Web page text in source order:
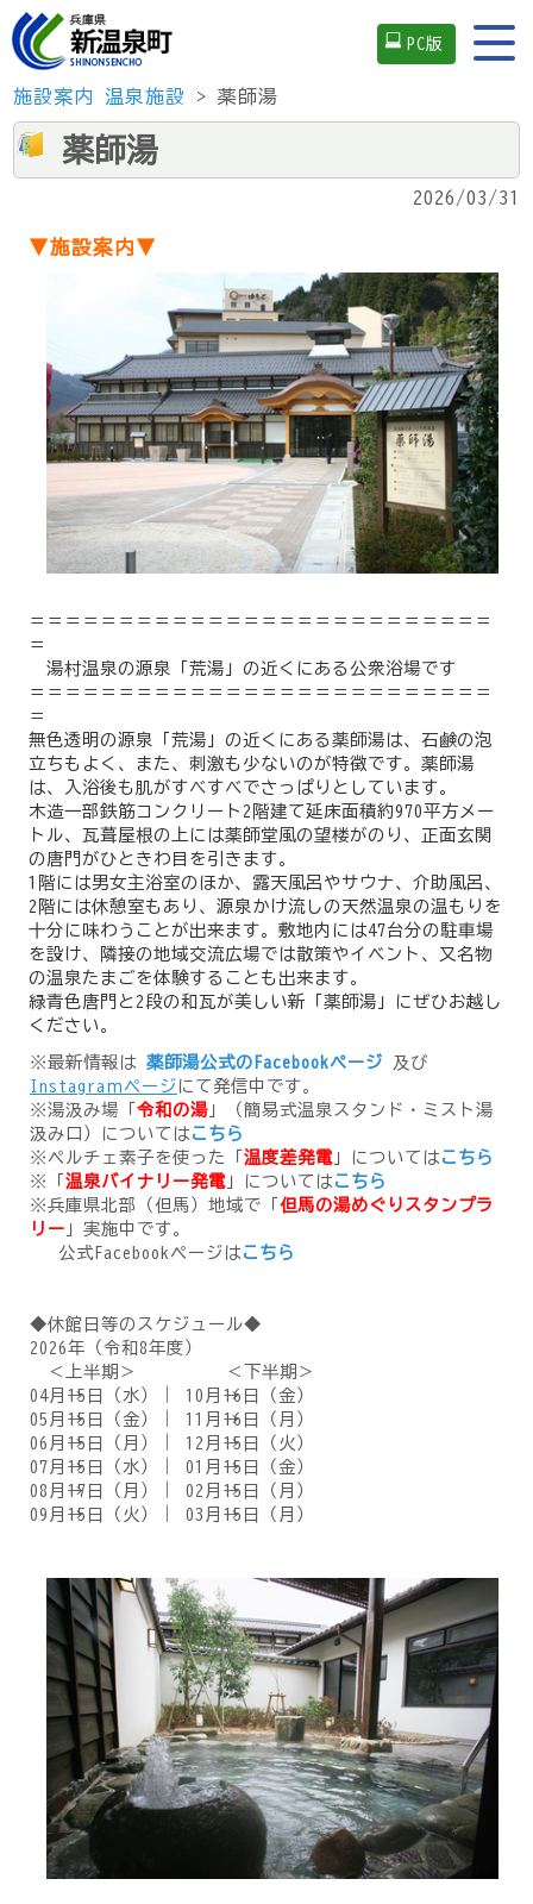
PC版
施設案内 温泉施設 > 薬師湯
薬師湯
2026/03/31
▼施設案内▼
＝＝＝＝＝＝＝＝＝＝＝＝＝＝＝＝＝＝＝＝＝＝＝＝＝＝
＝
湯村温泉の源泉「荒湯」の近くにある公衆浴場です
＝＝＝＝＝＝＝＝＝＝＝＝＝＝＝＝＝＝＝＝＝＝＝＝＝＝
＝
無色透明の源泉「荒湯」の近くにある薬師湯は、石鹸の泡
立ちもよく、また、刺激も少ないのが特徴です。薬師湯
は、入浴後も肌がすべすべでさっぱりとしています。
木造一部鉄筋コンクリート2階建て延床面積約970平方メー
トル、瓦葺屋根の上には薬師堂風の望楼がのり、正面玄関
の唐門がひときわ目を引きます。
1階には男女主浴室のほか、露天風呂やサウナ、介助風呂、
2階には休憩室もあり、源泉かけ流しの天然温泉の温もりを
十分に味わうことが出来ます。敷地内には47台分の駐車場
を設け、隣接の地域交流広場では散策やイベント、又名物
の温泉たまごを体験することも出来ます。
緑青色唐門と2段の和瓦が美しい新「薬師湯」にぜひお越し
ください。
※最新情報は 薬師湯公式のFacebookページ 及び
Instagraｍページ にて発信中です。
※湯汲み場「 令和の湯」（簡易式温泉スタンド・ミスト湯
汲み口）については こちら
※ペルチェ素子を使った「 温度差発電」については こちら
※「 温泉バイナリー発電」については こちら
※兵庫県北部（但馬）地域で「 但馬の湯めぐりスタンプラ
リー 」実施中です。
公式Facebookページは こちら
◆休館日等のスケジュール◆
2026年（令和8年度）
＜上半期＞ ＜下半期＞
04月→15日（水）｜ 10月→16日（金）
05月→15日（金）｜ 11月→16日（月）
06月→15日（月）｜ 12月→15日（火）
07月→15日（水）｜ 01月→15日（金）
08月→17日（月）｜ 02月→15日（月）
09月→15日（火）｜ 03月→15日（月）